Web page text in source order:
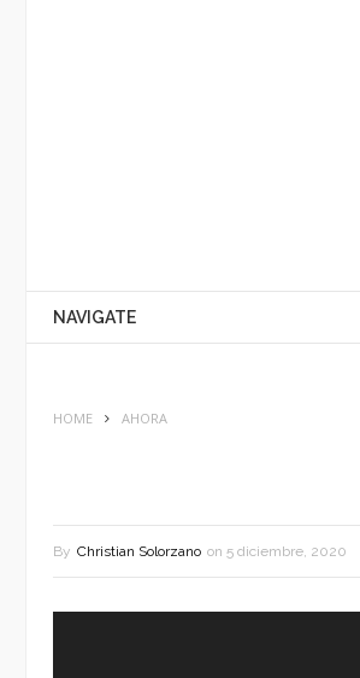
NAVIGATE
HOME AHORA
By Christian Solorzano on 5 diciembre, 2020